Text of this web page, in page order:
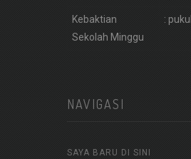
Kebaktian
Sekolah Minggu
:
NAVIGASI
SAYA BARU DI SINI